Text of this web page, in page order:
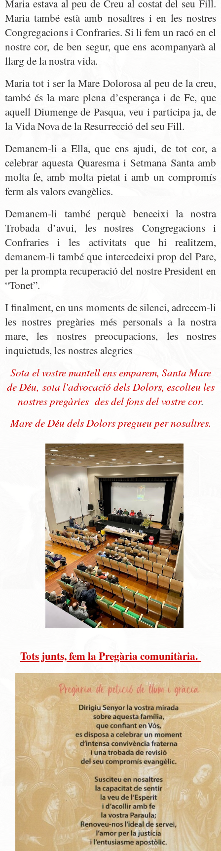
Maria estava al peu de Creu al costat del seu Fill.
Maria també està amb nosaltres i en les nostres
Congregacions i Confraries. Si li fem un racó en el
nostre cor, de ben segur, que ens acompanyarà al
llarg de la nostra vida.
Maria tot i ser la Mare Dolorosa al peu de la creu,
també és la mare plena d’esperança i de Fe, que
aquell Diumenge de Pasqua, veu i participa ja, de
la Vida Nova de la Resurrecció del seu Fill.
Demanem-li a Ella, que ens ajudi, de tot cor, a
celebrar aquesta Quaresma i Setmana Santa amb
molta fe, amb molta pietat i amb un compromís
ferm als valors evangèlics.
Demanem-li també perquè beneeixi la nostra
Trobada d’avui, les nostres Congregacions i
Confraries i les activitats que hi realitzem,
demanem-li també que intercedeixi prop del Pare,
per la prompta recuperació del nostre President en
“Tonet”.
I finalment, en uns moments de silenci, adrecem-li
les nostres pregàries més personals a la nostra
mare, les nostres preocupacions, les nostres
inquietuds, les nostres alegries
Sota el vostre mantell ens emparem, Santa Mare
de Déu, sota l'advocació dels Dolors, escolteu les
nostres pregàries des del fons del vostre cor.
Mare de Déu dels Dolors pregueu per nosaltres.
Tots junts, fem la Pregària comunitària.